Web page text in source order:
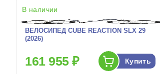
В наличии
ВЕЛОСИПЕД CUBE REACTION SLX 29
(2026)
161 955 ₽ Купить